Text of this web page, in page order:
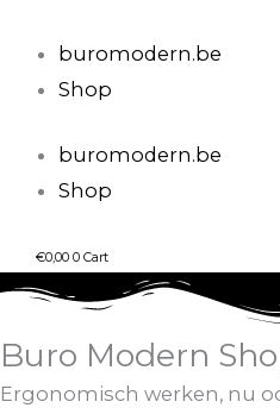
naar
buromodern.be
Shop
buromodern.be
Shop
€0,00 0 Cart
Buro Modern
Ergonomisch werken, nu